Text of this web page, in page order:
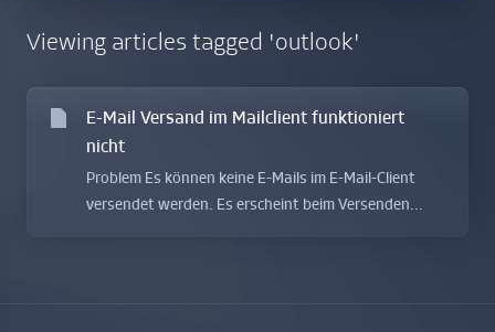
Viewing articles tagged 'outlook'
E-Mail Versand im Mailclient funktioniert
nicht
Problem Es können keine E-Mails im E-Mail-Client
versendet werden. Es erscheint beim Versenden...